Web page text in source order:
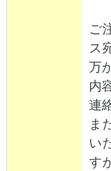
ご
ス
万
内
連
ま
い
す